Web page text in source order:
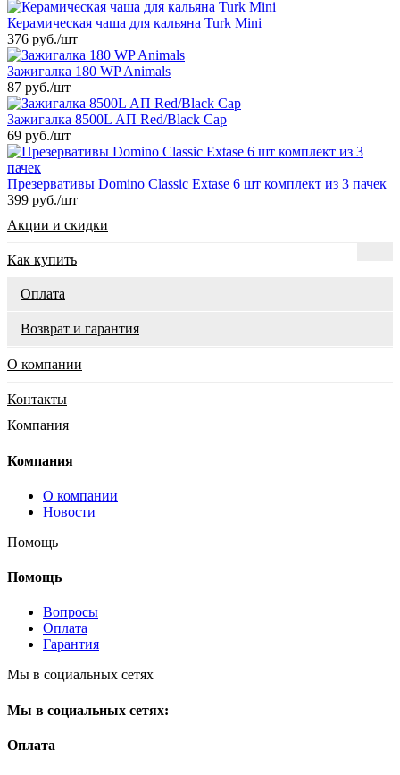
Керамическая чаша для кальяна Turk Mini
376 руб./шт
Зажигалка 180 WP Animals
87 руб./шт
Зажигалка 8500L АП Red/Black Cap
69 руб./шт
Презервативы Domino Classic Extase 6 шт комплект из 3 пачек
399 руб./шт
Акции и скидки
Как купить
Оплата
Возврат и гарантия
О компании
Контакты
Компания
Компания
О компании
Новости
Помощь
Помощь
Вопросы
Оплата
Гарантия
Мы в социальных сетях
Мы в социальных сетях:
Оплата